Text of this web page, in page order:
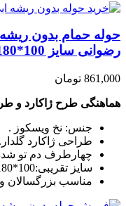
حوله حمام بدون
رضوانی سایز 100*180 کد 2916
861,000 تومان
هماهنگی طرح ژاکارد و
جنس: نخ ویسکوز .
طراحی ژاکارد گلدار.
چهارطرف دم تو
سایز تقریبی:100*180 .
مناسب بزرگسالان و